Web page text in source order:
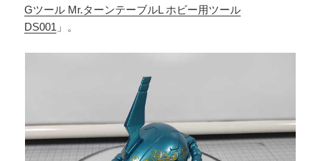
Gツール Mr.ターンテーブルL ホビー用ツール
DS001 」。